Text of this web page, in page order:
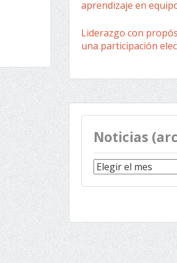
aprendizaje en
Liderazgo con
una participación
Noticias
Noticias
(archivo)